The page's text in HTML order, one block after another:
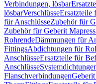
Verbindungen, lösbar
lösbarVerschlüsseErsatzteile
für AnschlüsseZubehör für
Zubehör für Geberit
RohrendeDämmungen für
FittingsAbdichtungen für
AnschlüsseErsatzteile für
Anschlüsse
Flanschverbindungen